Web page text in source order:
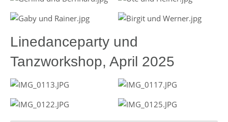
Linedanceparty und
Tanzworkshop, April 2025